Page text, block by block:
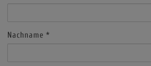
Nachname